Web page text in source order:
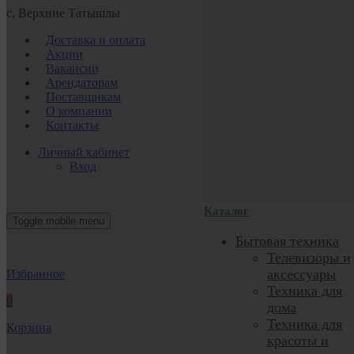
с. Верхние Татышлы
Доставка и оплата
Акции
Вакансии
Арендаторам
Поставщикам
О компании
Контакты
Личный кабинет
Вход
Toggle mobile menu
Каталог
Бытовая техника
Телевизоры и
аксессуары
Техника для
дома
Техника для
красоты и
Избранное
0
Корзина